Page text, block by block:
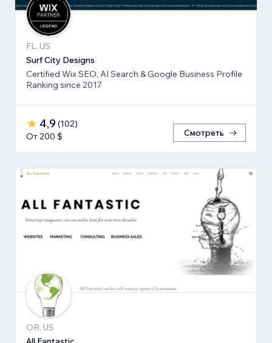
FL, US
Surf City Designs
Certified Wix SEO, AI Search & Google Business Profile
Ranking since 2017
4,9 (102)
От 200 $
Смотреть
OR, US